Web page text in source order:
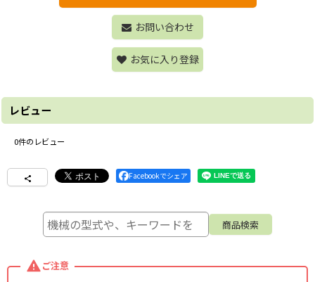
お問い合わせ
お気に入り登録
レビュー
0件のレビュー
Facebookでシェア
ご注意